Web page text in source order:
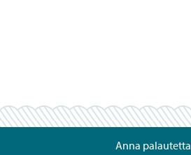
Anna palautetta